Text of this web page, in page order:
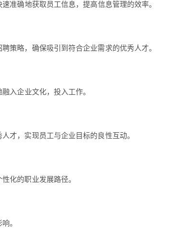
准确地获取员工信息，提高信息管理的效率。
策略，确保吸引到符合企业需求的优秀人才。
入企业文化，投入工作。
才，实现员工与企业目标的良性互动。
化的职业发展路径。
。